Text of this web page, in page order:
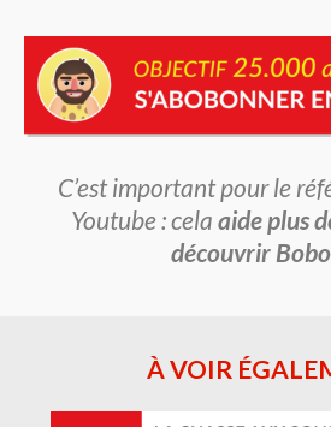
C’est important pour le
Youtube : cela aide plus
découvrir Bobo
À VOIR